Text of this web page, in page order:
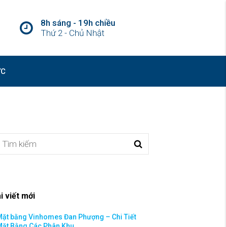
8h sáng - 19h chiều
Thứ 2 - Chủ Nhật
viết mới
bằng Vinhomes Đan Phượng – Chi Tiết